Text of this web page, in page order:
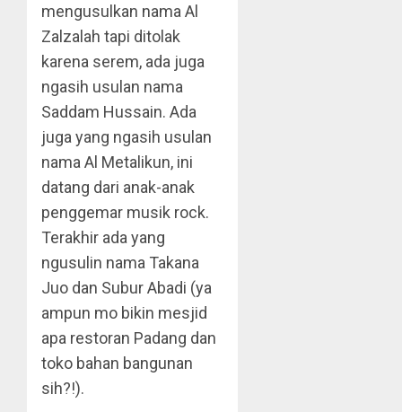
mengusulkan nama Al
Zalzalah tapi ditolak
karena serem, ada juga
ngasih usulan nama
Saddam Hussain. Ada
juga yang ngasih usulan
nama Al Metalikun, ini
datang dari anak-anak
penggemar musik rock.
Terakhir ada yang
ngusulin nama Takana
Juo dan Subur Abadi (ya
ampun mo bikin mesjid
apa restoran Padang dan
toko bahan bangunan
sih?!).